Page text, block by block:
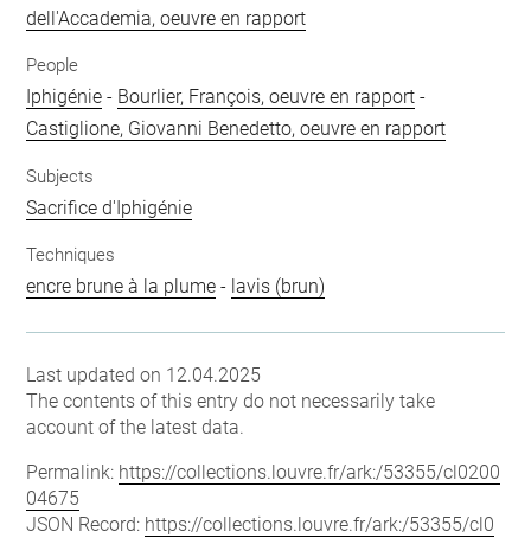
dell'Accademia, oeuvre en rapport
People
Iphigénie - Bourlier, François, oeuvre en rapport -
Castiglione, Giovanni Benedetto, oeuvre en rapport
Subjects
Sacrifice d'Iphigénie
Techniques
encre brune à la plume - lavis (brun)
Last updated on 12.04.2025
The contents of this entry do not necessarily take
account of the latest data.
Permalink: https://collections.louvre.fr/ark:/53355/cl0200
04675
JSON Record: https://collections.louvre.fr/ark:/53355/cl0